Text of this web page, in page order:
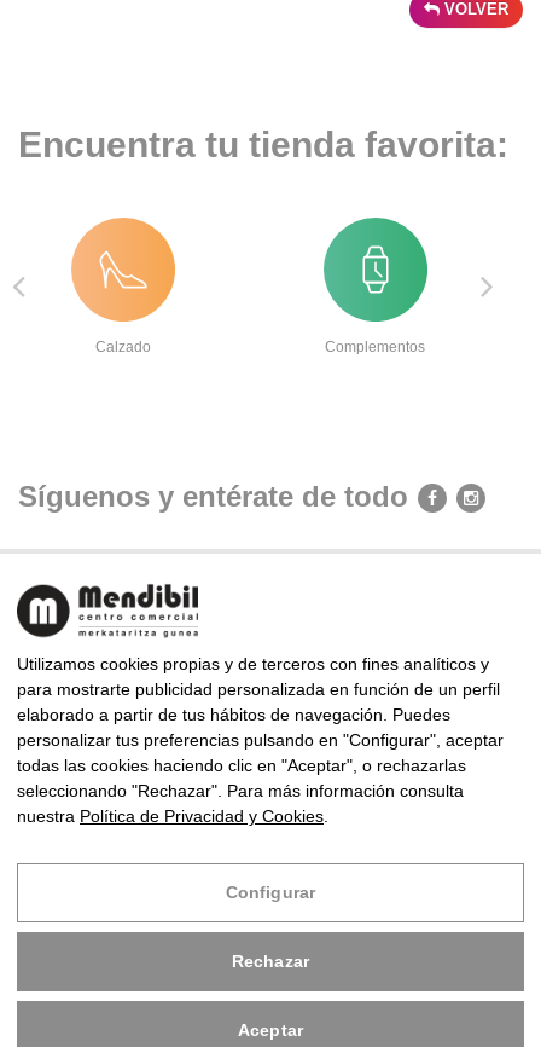
VOLVER
Encuentra tu tienda favorita:
Calzado Complementos
Síguenos y entérate de todo
CENTRO COMERCIAL MENDIBIL
Almirante Arizmendi Kalea, 9, 20302 Irun, Gipuzkoa
Telf: +34 943 63 83 94 · Fax: +34 943 63 85 86
mendibil@centrocomercialmendibil.com
Utilizamos cookies propias y de terceros con fines analíticos y
para mostrarte publicidad personalizada en función de un perfil
elaborado a partir de tus hábitos de navegación. Puedes
personalizar tus preferencias pulsando en "Configurar", aceptar
todas las cookies haciendo clic en "Aceptar", o rechazarlas
seleccionando "Rechazar". Para más información consulta
nuestra Política de Privacidad y Cookies
Configurar
Rechazar
Aceptar
Aviso Legal
Política de Privacidad y Cookies